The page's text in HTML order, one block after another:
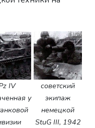
IV
у
советский
экипаж
немецкой
StuG III, 1942